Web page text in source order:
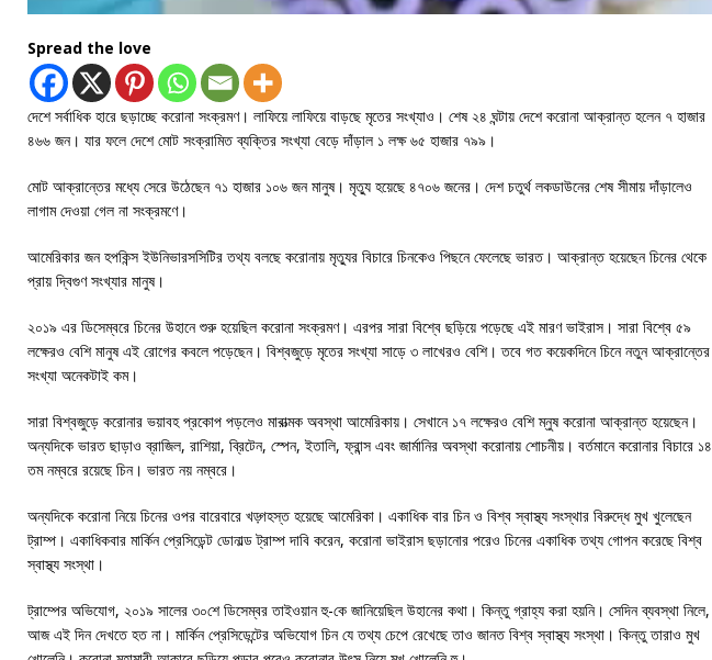
Spread the love
দেশে সর্বাধিক হারে ছড়াচ্ছে করোনা সংক্রমণ। লাফিয়ে লাফিয়ে বাড়ছে মৃতের সংখ্যাও। শেষ ২৪ ঘন্টায় দেশে করোনা আক্রান্ত হলেন ৭ হাজার
৪৬৬ জন। যার ফলে দেশে মোট সংক্রামিত ব্যক্তির সংখ্যা বেড়ে দাঁড়াল ১ লক্ষ ৬৫ হাজার ৭৯৯।
মোট আক্রান্তের মধ্যে সেরে উঠেছেন ৭১ হাজার ১০৬ জন মানুষ। মৃত্যু হয়েছে ৪৭০৬ জনের। দেশ চতুর্থ লকডাউনের শেষ সীমায় দাঁড়ালেও
লাগাম দেওয়া গেল না সংক্রমণে।
আমেরিকার জন হপকিন্স ইউনিভারসসিটির তথ্য বলছে করোনায় মৃত্যুর বিচারে চিনকেও পিছনে ফেলেছে ভারত। আক্রান্ত হয়েছেন চিনের থেকে
প্রায় দ্বিগুণ সংখ্যার মানুষ।
২০১৯ এর ডিসেম্বরে চিনের উহানে শুরু হয়েছিল করোনা সংক্রমণ। এরপর সারা বিশ্বে ছড়িয়ে পড়েছে এই মারণ ভাইরাস। সারা বিশ্বে ৫৯
লক্ষেরও বেশি মানুষ এই রোগের কবলে পড়েছেন। বিশ্বজুড়ে মৃতের সংখ্যা সাড়ে ৩ লাখেরও বেশি। তবে গত কয়েকদিনে চিনে নতুন আক্রান্তের
সংখ্যা অনেকটাই কম।
সারা বিশ্বজুড়ে করোনার ভয়াবহ প্রকোপ পড়লেও মারাত্মক অবস্থা আমেরিকায়। সেখানে ১৭ লক্ষেরও বেশি ম্নুষ করোনা আক্রান্ত হয়েছেন।
অন্যদিকে ভারত ছাড়াও ব্রাজিল, রাশিয়া, ব্রিটেন, স্পেন, ইতালি, ফ্রান্স এবং জার্মানির অবস্থা করোনায় শোচনীয়। বর্তমানে করোনার বিচারে ১৪
তম নম্বরে রয়েছে চিন। ভারত নয় নম্বরে।
অন্যদিকে করোনা নিয়ে চিনের ওপর বারেবারে খড়্গহস্ত হয়েছে আমেরিকা। একাধিক বার চিন ও বিশ্ব স্বাস্থ্য সংস্থার বিরুদ্ধে মুখ খুলেছেন
ট্রাম্প। একাধিকবার মার্কিন প্রেসিডেন্ট ডোনাল্ড ট্রাম্প দাবি করেন, করোনা ভাইরাস ছড়ানোর পরেও চিনের একাধিক তথ্য গোপন করেছে বিশ্ব
স্বাস্থ্য সংস্থা।
ট্রাম্পের অভিযোগ, ২০১৯ সালের ৩০শে ডিসেম্বর তাইওয়ান হু-কে জানিয়েছিল উহানের কথা। কিন্তু গ্রাহ্য করা হয়নি। সেদিন ব্যবস্থা নিলে,
আজ এই দিন দেখতে হত না। মার্কিন প্রেসিডেন্টের অভিযোগ চিন যে তথ্য চেপে রেখেছে তাও জানত বিশ্ব স্বাস্থ্য সংস্থা। কিন্তু তারাও মুখ